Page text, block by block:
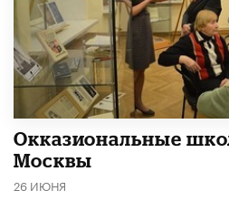
​Окказиональные
Москвы
26 ИЮНЯ